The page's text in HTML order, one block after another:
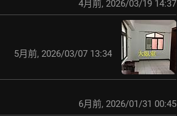
4月前, 2026/03/19 14:37
5月前, 2026/03/07 13:34
6月前, 2026/01/31 00:45